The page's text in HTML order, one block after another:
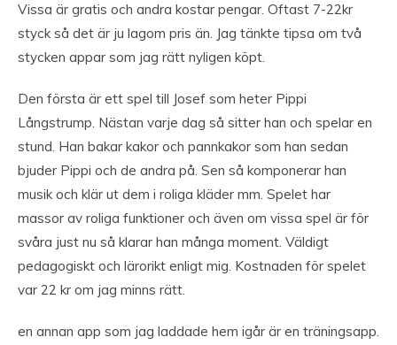
Vissa är gratis och andra kostar pengar. Oftast 7-22kr
styck så det är ju lagom pris än. Jag tänkte tipsa om två
stycken appar som jag rätt nyligen köpt.
Den första är ett spel till Josef som heter Pippi
Långstrump. Nästan varje dag så sitter han och spelar en
stund. Han bakar kakor och pannkakor som han sedan
bjuder Pippi och de andra på. Sen så komponerar han
musik och klär ut dem i roliga kläder mm. Spelet har
massor av roliga funktioner och även om vissa spel är för
svåra just nu så klarar han många moment. Väldigt
pedagogiskt och lärorikt enligt mig. Kostnaden för spelet
var 22 kr om jag minns rätt.
en annan app som jag laddade hem igår är en träningsapp.